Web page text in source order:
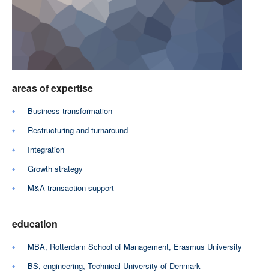
areas of expertise
Business transformation
Restructuring and turnaround
Integration
Growth strategy
M&A transaction support
education
MBA, Rotterdam School of Management, Erasmus University
BS, engineering, Technical University of Denmark